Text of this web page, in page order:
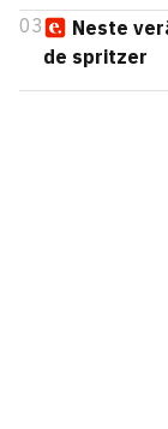
03
Neste
de spritzer